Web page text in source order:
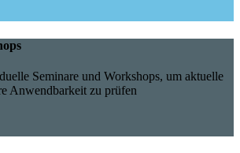
Seminare und Workshops, um aktuelle
Anwendbarkeit zu prüfen